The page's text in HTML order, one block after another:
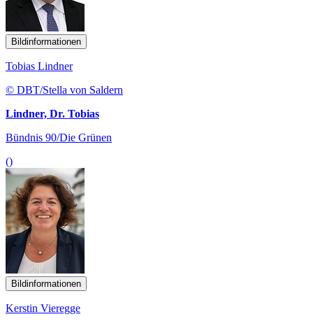
Bildinformationen
Tobias Lindner
© DBT/Stella von Saldern
Lindner, Dr. Tobias
Bündnis 90/Die Grünen
()
Bildinformationen
Kerstin Vieregge